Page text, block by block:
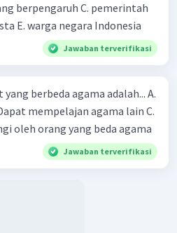
E. warga negara Indonesia
Jawaban terverifikasi
berbeda agama adalah... A.
mempelajan agama lain C.
oleh orang yang beda agama
Jawaban terverifikasi